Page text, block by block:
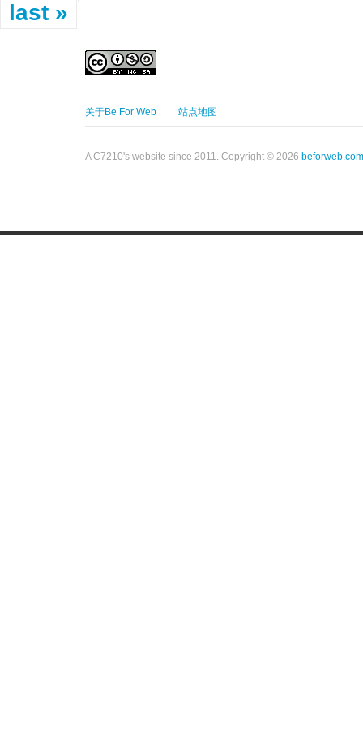
last »
关于Be For Web 站点地图
A C7210's website since 2011. Copyright © 2026 beforweb.com